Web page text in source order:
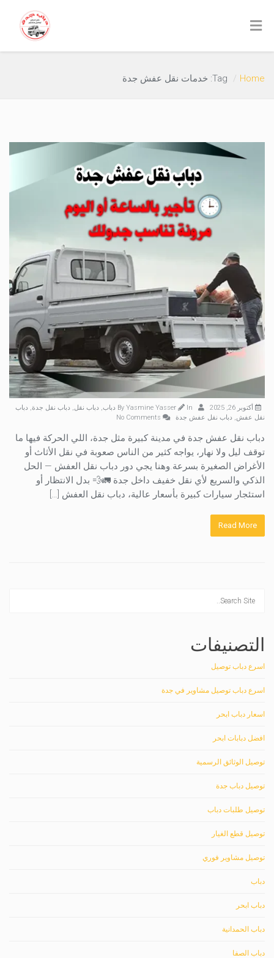
Home Tag: خدمات نقل عفش جدة
أكتوبر 26, 2025 Yasmine Yasser In دباب, دباب نقل, دباب نقل جدة, دباب
نقل عفش, دباب نقل عفش جدة
دباب نقل عفش جدة في مدينة كبيرة مثل جدة، اللي الحركة فيها ما
توقف ليل ولا نهار، يواجه كثير من الناس صعوبة في نقل الأثاث أو
الأغراض الصغيرة بسرعة.وهنا يجي دور دباب نقل العفش — الحل
الذكي والسريع لأي نقل خفيف داخل جدة 🚛💨 بدل الانتظار أو
استئجار سيارات كبيرة بأسعار عالية، دباب نقل العفش […]
Read More
التصنيفات
اسرع دباب توصيل
اسرع دباب توصيل مشاوير في جدة
اسعار دباب ابحر
افضل دبابات ابحر
توصيل الوثائق الرسمية
توصيل دباب جدة
توصيل طلبات دباب
توصيل قطع الغيار
توصيل مشاوير فوري
دباب
دباب ابحر
دباب الحمدانية
دباب الصفا